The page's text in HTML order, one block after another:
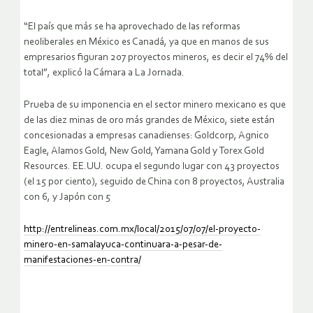
“El país que más se ha aprovechado de las reformas
neoliberales en México es Canadá, ya que en manos de sus
empresarios figuran 207 proyectos mineros, es decir el 74% del
total”, explicó la Cámara a La Jornada.
Prueba de su imponencia en el sector minero mexicano es que
de las diez minas de oro más grandes de México, siete están
concesionadas a empresas canadienses: Goldcorp, Agnico
Eagle, Alamos Gold, New Gold, Yamana Gold y Torex Gold
Resources. EE.UU. ocupa el segundo lugar con 43 proyectos
(el 15 por ciento), seguido de China con 8 proyectos, Australia
con 6, y Japón con 5
http://entrelineas.com.mx/local/2015/07/07/el-proyecto-
minero-en-samalayuca-continuara-a-pesar-de-
manifestaciones-en-contra/